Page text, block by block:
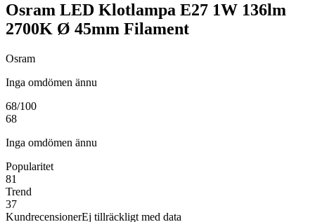
Osram LED Klotlampa E27 1W 136lm
2700K Ø 45mm Filament
Osram
Inga omdömen ännu
68/100
68
Inga omdömen ännu
Popularitet
81
Trend
37
KundrecensionerEj tillräckligt med data